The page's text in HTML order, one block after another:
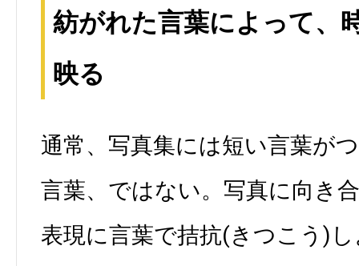
紡がれた言葉によって、
映る
通常、写真集には短い言葉が
言葉、ではない。写真に向き
表現に言葉で拮抗(きつこう)